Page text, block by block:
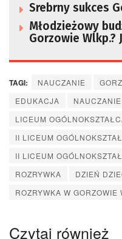
Srebrny sukces
Młodzieżowy
Gorzowie Wlkp.?
TAGI: NAUCZANIE
EDUKACJA
LICEUM
II LICEUM
II LICEUM
ROZRYWKA
DZIEŃ
ROZRYWKA W GORZOWIE
Czytaj również